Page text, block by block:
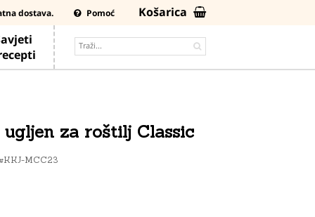
dostava. Pomoć
Košarica
ugljen za roštilj Classic
MCC23